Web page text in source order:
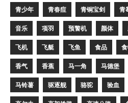
青少年 青春痘 青铜宝剑 青
音乐 项羽 预警机 颜体
飞机 飞艇 飞鱼 食品
香气 香蕉 马一角 马德堡
马铃薯 驱逐舰 骆驼 验血